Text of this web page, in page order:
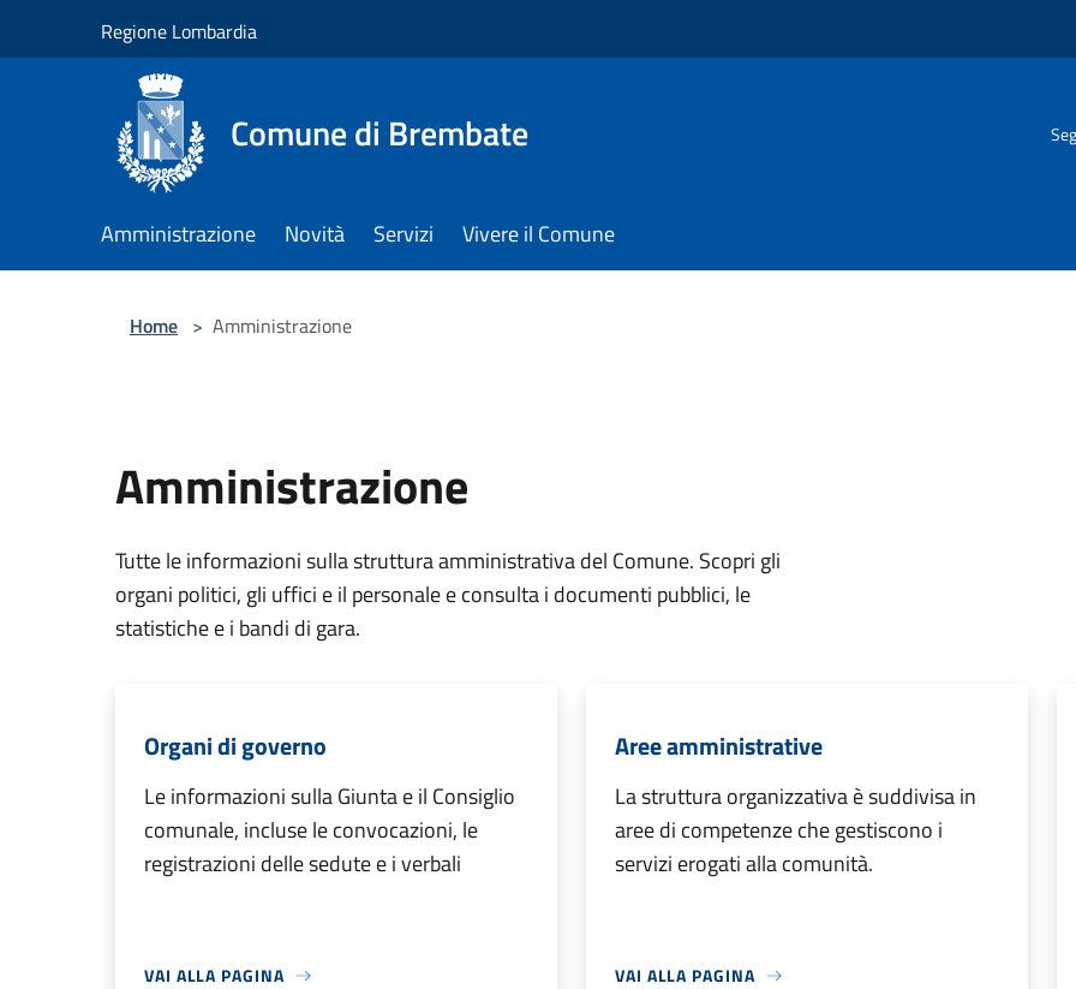
Regione Lombardia
Comune di Brembate
Amministrazione Novità Servizi Vivere il Comune
Home > Amministrazione
Amministrazione
Tutte le informazioni sulla struttura amministrativa del Comune. Scopri gli
organi politici, gli uffici e il personale e consulta i documenti pubblici, le
statistiche e i bandi di gara.
Organi di governo
Le informazioni sulla Giunta e il Consiglio
comunale, incluse le convocazioni, le
registrazioni delle sedute e i verbali
VAI ALLA PAGINA
Aree amministrative
La struttura organizzativa è suddivisa in
aree di competenze che gestiscono i
servizi erogati alla comunità.
VAI ALLA PAGINA